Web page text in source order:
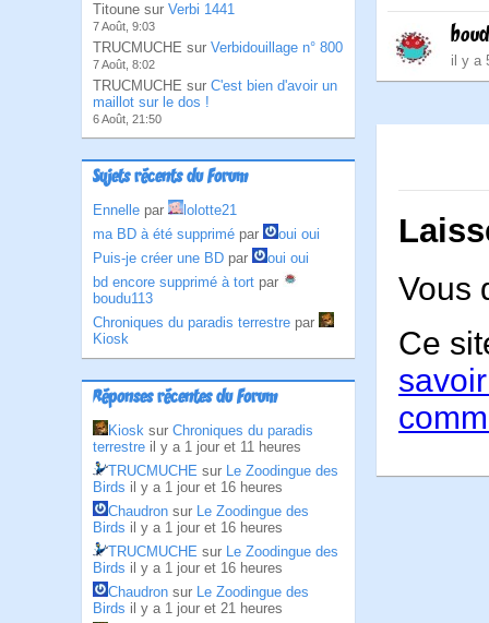
Titoune sur Verbi 1441
7 Août, 9:03
TRUCMUCHE sur Verbidouillage n° 800
7 Août, 8:02
TRUCMUCHE sur C'est bien d'avoir un
maillot sur le dos !
6 Août, 21:50
Sujets récents du Forum
Ennelle par
lolotte21
ma BD à été supprimé par
oui oui
Puis-je créer une BD par
oui oui
bd encore supprimé à tort par
boudu113
Chroniques du paradis terrestre par
Kiosk
Réponses récentes du Forum
Kiosk sur Chroniques du paradis
terrestre il y a 1 jour et 11 heures
TRUCMUCHE sur Le Zoodingue des
Birds il y a 1 jour et 16 heures
Chaudron sur Le Zoodingue des
Birds il y a 1 jour et 16 heures
TRUCMUCHE sur Le Zoodingue des
Birds il y a 1 jour et 16 heures
Chaudron sur Le Zoodingue des
Birds il y a 1 jour et 21 heures
il y a
Vous
Ce